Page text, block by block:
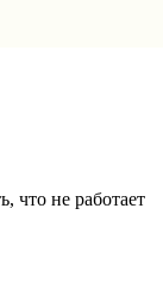
что не работает